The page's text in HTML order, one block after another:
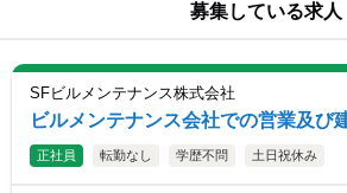
募集している求人
SFビルメンテナンス株式会社
ビルメンテナンス会社での営業及び
正社員 転勤なし 学歴不問 土日祝休み